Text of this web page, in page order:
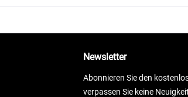
Newsletter
Abonnieren Sie den
verpassen Sie keine